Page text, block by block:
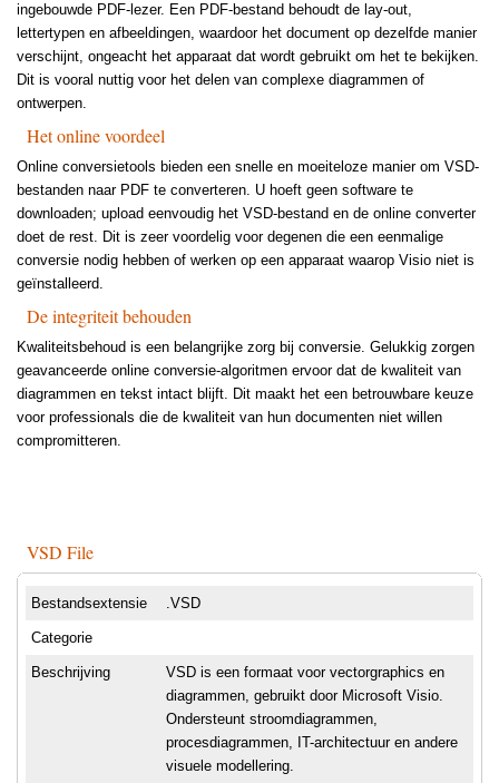
ingebouwde PDF-lezer. Een PDF-bestand behoudt de lay-out,
lettertypen en afbeeldingen, waardoor het document op dezelfde manier
verschijnt, ongeacht het apparaat dat wordt gebruikt om het te bekijken.
Dit is vooral nuttig voor het delen van complexe diagrammen of
ontwerpen.
Het online voordeel
Online conversietools bieden een snelle en moeiteloze manier om VSD-
bestanden naar PDF te converteren. U hoeft geen software te
downloaden; upload eenvoudig het VSD-bestand en de online converter
doet de rest. Dit is zeer voordelig voor degenen die een eenmalige
conversie nodig hebben of werken op een apparaat waarop Visio niet is
geïnstalleerd.
De integriteit behouden
Kwaliteitsbehoud is een belangrijke zorg bij conversie. Gelukkig zorgen
geavanceerde online conversie-algoritmen ervoor dat de kwaliteit van
diagrammen en tekst intact blijft. Dit maakt het een betrouwbare keuze
voor professionals die de kwaliteit van hun documenten niet willen
compromitteren.
VSD File
Bestandsextensie .VSD
Categorie
Beschrijving
VSD is een formaat voor vectorgraphics en
diagrammen, gebruikt door Microsoft Visio.
Ondersteunt stroomdiagrammen,
procesdiagrammen, IT-architectuur en andere
visuele modellering.